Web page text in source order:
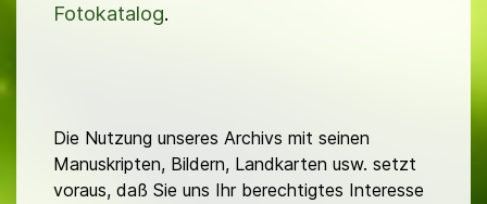
Fotokatalog.
Die Nutzung unseres Archivs mit seinen
Manuskripten, Bildern, Landkarten usw. setzt
voraus, daß Sie uns Ihr berechtigtes Interesse